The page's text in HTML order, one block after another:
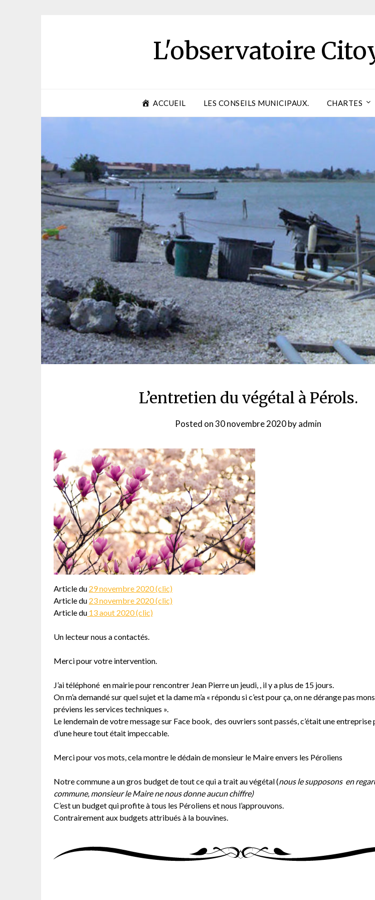
L'observatoire
ACCUEIL LES CONSEILS MUNICIPAUX. CHARTES
L’entretien du végétal à Pérols.
Posted on30 novembre 2020byadmin
Article du 29 novembre 2020 (clic)
Article du 23 novembre 2020 (clic)
Article du 13 aout 2020 (clic)
Un lecteur nous a contactés.
Merci pour votre intervention.
J’ai téléphoné en mairie pour rencontrer Jean Pierre un jeudi, , il y a plus de 15 jours.
On m’a demandé sur quel sujet et la dame m’a « répondu si c’est pour ça, on ne dérange pas
préviens les services techniques ».
Le lendemain de votre message sur Face book, des ouvriers sont passés, c’était une entreprise
d’une heure tout était impeccable.
Merci pour vos mots, cela montre le dédain de monsieur le Maire envers les Péroliens
Notre commune a un gros budget de tout ce qui a trait au végétal (nous le supposons en
commune, monsieur le Maire ne nous donne aucun chiffre)
C’est un budget qui profite à tous les Péroliens et nous l’approuvons.
Contrairement aux budgets attribués à la bouvines.